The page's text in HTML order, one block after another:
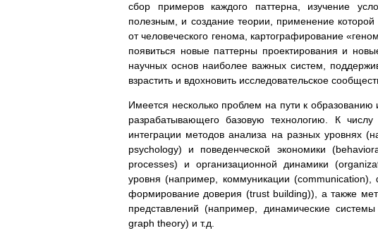
сбор примеров каждого паттерна, изучение
полезным, и создание теории, применение
от человеческого генома, картографирование
появиться новые паттерны проектирования и
научных основ наиболее важных систем,
взрастить и вдохновить исследовательское
Имеется несколько проблем на пути к
разрабатывающего базовую технологию. К числу
интеграции методов анализа на разных уровнях
psychology) и поведенческой экономики
processes) и организационной динамики
уровня (например, коммуникации
формирование доверия (trust building)), а также
представлений (например, динамические
graph theory) и т.д.